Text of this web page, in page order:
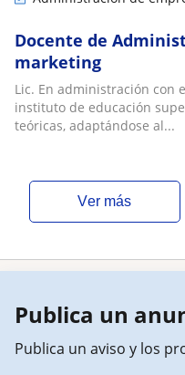
Docente de
marketing
Lic. En administración con
instituto de educación
teóricas, adaptándose al...
ver más
Publica un
Publica un aviso y los